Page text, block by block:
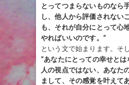
とってつまらないものなら
し、他人から評価されない
も、それが自分にとって心
やればいいのです。”
という文で始まります。そし
”あなたにとっての幸せと
人の視点ではない、あなた
まして、その感覚を叶えて